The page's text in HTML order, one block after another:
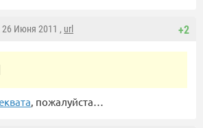
+2
26 Июня 2011 , url
, пожалуйста…